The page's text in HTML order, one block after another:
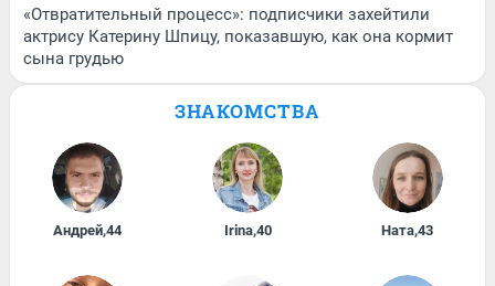
«Отвратительный процесс»: подписчики захейтили
актрису Катерину Шпицу, показавшую, как она кормит
сына грудью
ЗНАКОМСТВА
Андрей,44 Irina,40 Ната,43